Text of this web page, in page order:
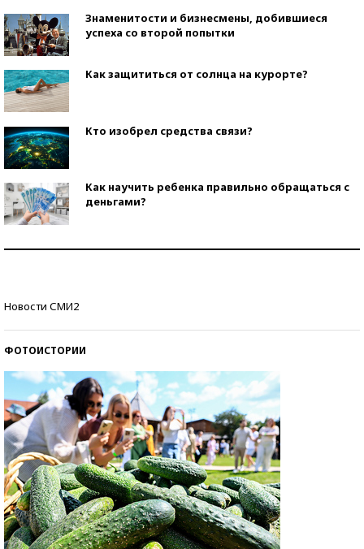
Знаменитости и бизнесмены, добившиеся
успеха со второй попытки
Как защититься от солнца на курорте?
Кто изобрел средства связи?
Как научить ребенка правильно обращаться с
деньгами?
Новости СМИ2
ФОТОИСТОРИИ